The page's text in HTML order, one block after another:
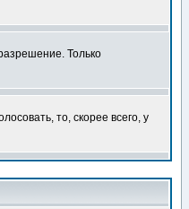
Только
то, скорее всего, у